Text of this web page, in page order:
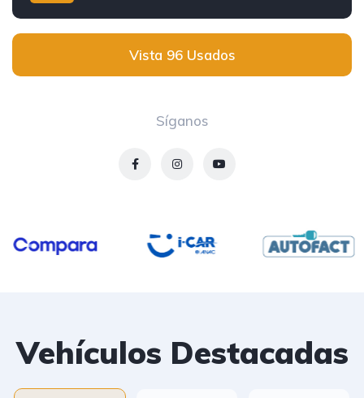
Síganos
Vista 96 Usados
Vehículos Destacadas